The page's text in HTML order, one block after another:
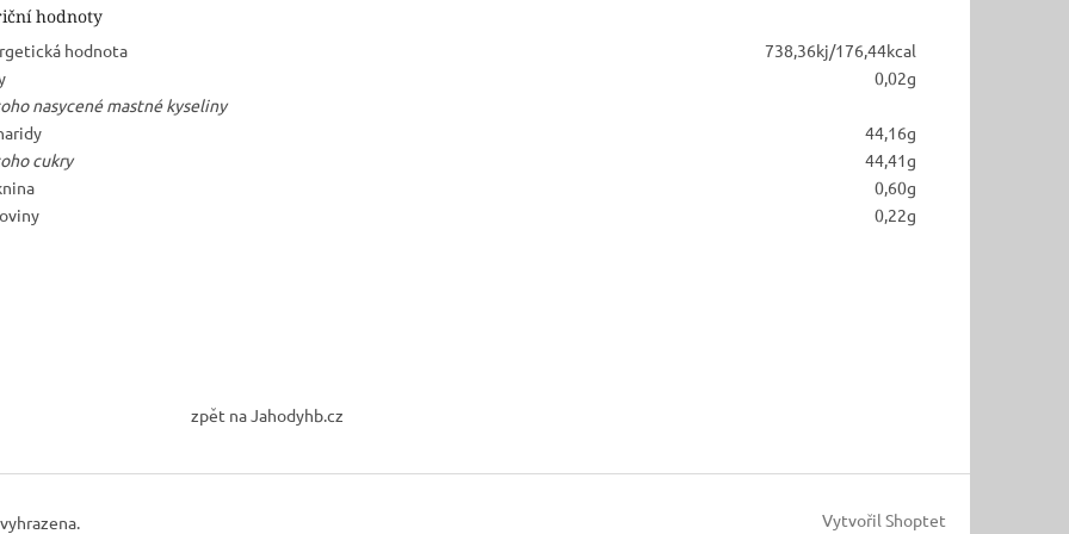
hodnoty
hodnota
738,36kj/176,44kcal
0,02g
nasycené mastné kyseliny
44,16g
cukry
44,41g
0,60g
0,22g
zpět na Jahodyhb.cz
Vytvořil Shoptet